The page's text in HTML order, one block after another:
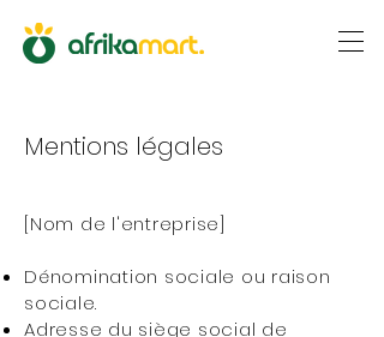
Mentions légales
[Nom de l'entreprise]
Dénomination sociale ou raison
sociale.
Adresse du siège social de